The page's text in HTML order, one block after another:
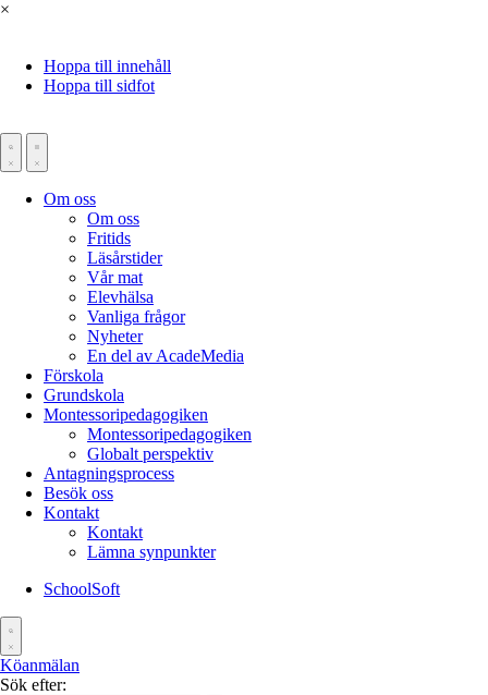
×
Hoppa till innehåll
Hoppa till sidfot
Om oss
Om oss
Fritids
Läsårstider
Vår mat
Elevhälsa
Vanliga frågor
Nyheter
En del av AcadeMedia
Förskola
Grundskola
Montessoripedagogiken
Montessoripedagogiken
Globalt perspektiv
Antagningsprocess
Besök oss
Kontakt
Kontakt
Lämna synpunkter
SchoolSoft
Köanmälan
Sök efter: